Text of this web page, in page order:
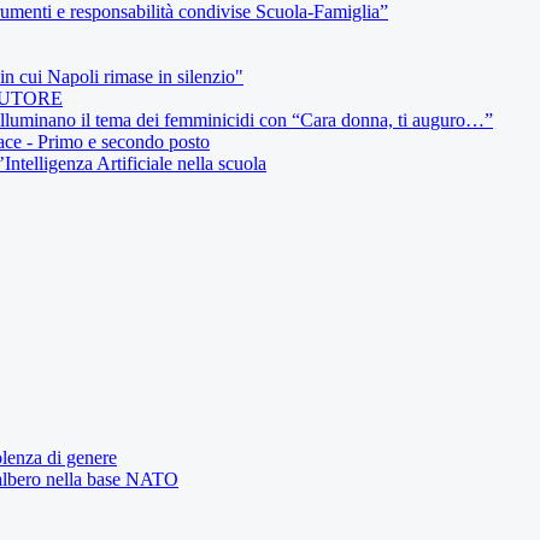
e responsabilità condivise Scuola-Famiglia”
cui Napoli rimase in silenzio"
il tema dei femminicidi con “Cara donna, ti auguro…”
- Primo e secondo posto
Artificiale nella scuola
di genere
nella base NATO